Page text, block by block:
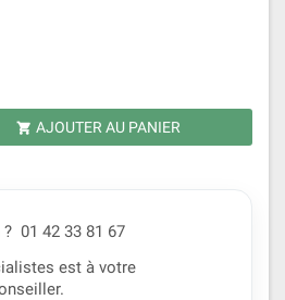
 AJOUTER AU PANIER
01 42 33 81 67
est à votre